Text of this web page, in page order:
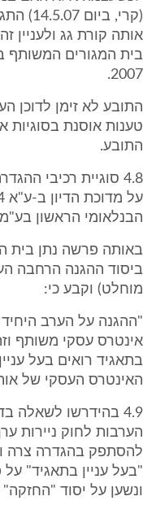
(קרי,
אותה קורת גג ולעניין
בית המגורים המשותף
2007.
התובע לא זימן לדוכן
טענות אוסנת בסוגיות
התובע.
4.8 סוגיית רכיבי
הבנלאומי הראשון
באותה פרשה נתן בית
ביסוד ההגנה הרחבה
מוחלט) וקבע כי:
"ההגנה על הערב
אינטרס עסקי משותף
בתאגיד רואים בעל
האינטרס העסקי של אותו גוף"
4.9 בהידרשו לשאלה
הערבות לחוק ניירות
להסתפק בהגדרה צרה
"בעל עניין בתאגיד" על
ונשען על יסוד "החזקה" (פיסקה 29